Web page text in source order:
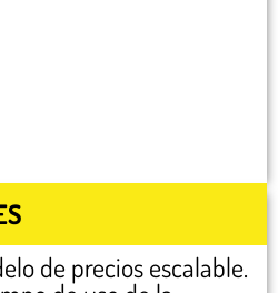
de precios escalable.